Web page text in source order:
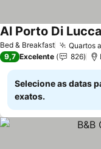
Bed & Breakfast Quartos
Al Porto Di
9,7 Excelente 826
Selecione as datas
exatos.